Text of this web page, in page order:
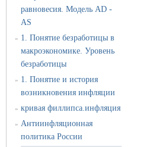
равновесия. Модель AD -
AS
» 1. Понятие безработицы в
макроэкономике. Уровень
безработицы
» 1. Понятие и история
возникновения инфляции
» кривая филлипса.инфляция
» Антиинфляционная
политика России